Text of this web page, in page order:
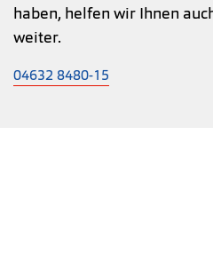
haben, helfen wir Ihnen
weiter.
04632 8480-15